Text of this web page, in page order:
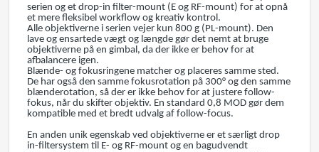
serien og et drop-in filter-mount (E og RF-mount) for at opnå
et mere fleksibel workflow og kreativ kontrol.
Alle objektiverne i serien vejer kun 800 g (PL-mount). Den
lave og ensartede vægt og længde gør det nemt at bruge
objektiverne på en gimbal, da der ikke er behov for at
afbalancere igen.
Blænde- og fokusringene matcher og placeres samme sted.
De har også den samme fokusrotation på 300° og den samme
blænderotation, så der er ikke behov for at justere follow-
fokus, når du skifter objektiv. En standard 0,8 MOD gør dem
kompatible med et bredt udvalg af follow-focus.
En anden unik egenskab ved objektiverne er et særligt drop
in-filtersystem til E- og RF-mount og en bagudvendt